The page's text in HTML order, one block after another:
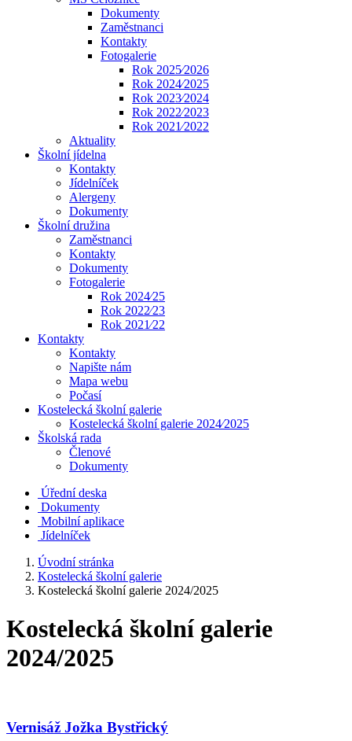
Dokumenty
Zaměstnanci
Kontakty
Fotogalerie
Rok 2025⁄2026
Rok 2024⁄2025
Rok 2023⁄2024
Rok 2022⁄2023
Rok 2021⁄2022
Aktuality
Školní jídelna
Kontakty
Jídelníček
Alergeny
Dokumenty
Školní družina
Zaměstnanci
Kontakty
Dokumenty
Fotogalerie
Rok 2024⁄25
Rok 2022⁄23
Rok 2021⁄22
Kontakty
Kontakty
Napište nám
Mapa webu
Počasí
Kostelecká školní galerie
Kostelecká školní galerie 2024⁄2025
Školská rada
Členové
Dokumenty
Úřední deska
Dokumenty
Mobilní aplikace
Jídelníček
Úvodní stránka
Kostelecká školní galerie
Kostelecká školní galerie 2024/2025
Kostelecká školní galerie
2024/2025
Vernisáž Jožka Bystřický